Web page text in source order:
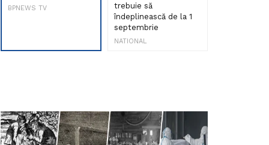
BPNEWS TV
trebuie să
îndeplinească de la 1
septembrie
NATIONAL